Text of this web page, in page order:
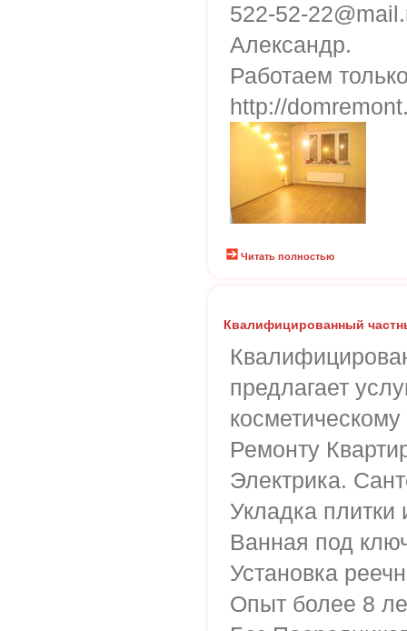
522-52-
Александр.
Работаем
http://
Читать полностью
Квалифицированный
предлагает
косметическому
Ремонту
Электрика.
Укладка плитки
Ванная под
Установка
Опыт более 8